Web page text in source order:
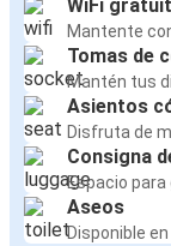
WiFi
Mantente
Tomas de
Mantén tus
Asientos
Disfruta de
Consigna
Espacio
Aseos
Disponible